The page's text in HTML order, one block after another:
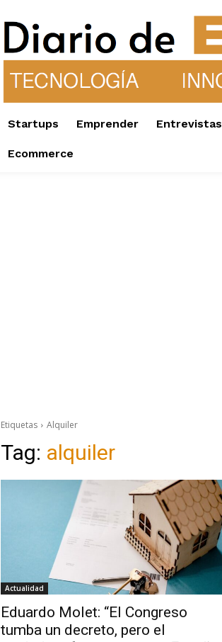
Startups Emprender Entrevistas
Ecommerce
Etiquetas Alquiler
Tag: alquiler
Actualidad
Eduardo Molet: “El Congreso
tumba un decreto, pero el